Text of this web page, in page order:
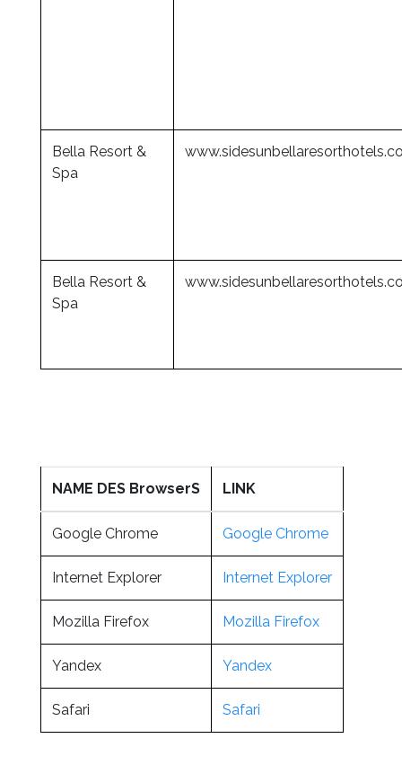
Bella Resort &
Spa
Bella Resort &
Spa
NAME DES BrowserS LINK
Google Chrome Google Chrome
Internet Explorer Internet Explorer
Mozilla Firefox Mozilla Firefox
Yandex Yandex
Safari Safari